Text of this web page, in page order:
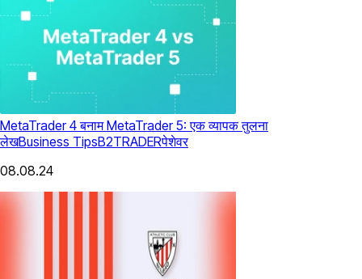
MetaTrader 4 बनाम MetaTrader 5: एक व्यापक तुलना
लेखBusiness TipsB2TRADERपेशेवर
08.08.24